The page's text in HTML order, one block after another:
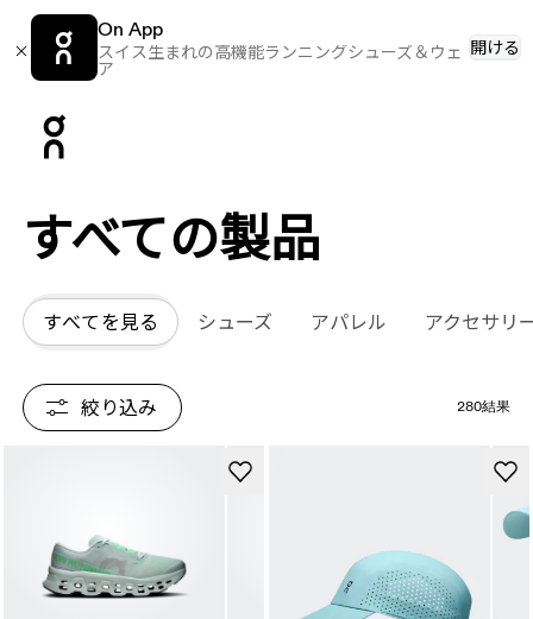
On App
スイス生まれの高機能ランニングシューズ＆ウェ
ア
開ける
すべての​​製品
すべてを見る シューズ アパレル アクセサリ
絞り込み 280結果